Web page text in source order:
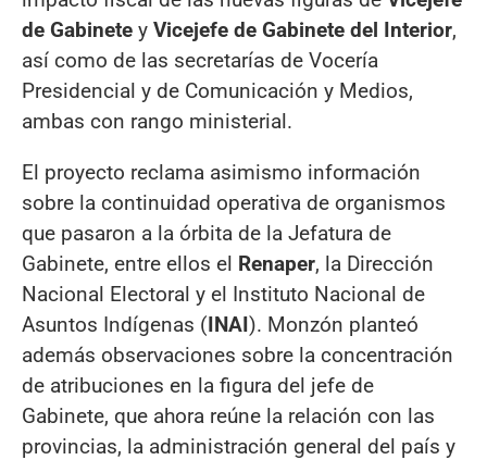
de Gabinete y Vicejefe de Gabinete del Interior,
así como de las secretarías de Vocería
Presidencial y de Comunicación y Medios,
ambas con rango ministerial.
El proyecto reclama asimismo información
sobre la continuidad operativa de organismos
que pasaron a la órbita de la Jefatura de
Gabinete, entre ellos el Renaper, la Dirección
Nacional Electoral y el Instituto Nacional de
Asuntos Indígenas (INAI). Monzón planteó
además observaciones sobre la concentración
de atribuciones en la figura del jefe de
Gabinete, que ahora reúne la relación con las
provincias, la administración general del país y